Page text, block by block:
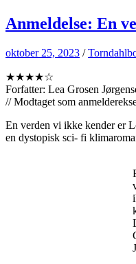
Anmeldelse: En
oktober 25, 2023 /
★★★★☆
Forfatter: Lea Grosen
// Modtaget som
En verden vi ikke kender er
en dystopisk sci- fi